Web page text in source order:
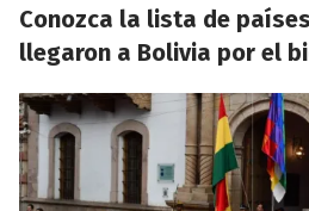
Conozca la lista de
llegaron a Bolivia por el